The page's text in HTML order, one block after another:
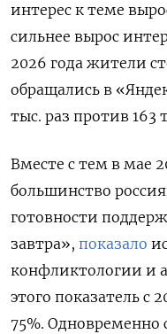
интерес к теме
сильнее вырос
2026 года жители
обращались в
тыс. раз против 163
Вместе с тем в мае
большинство
готовности
завтра», показало
конфликтологии и
этого показатель с
75%. Одновременно